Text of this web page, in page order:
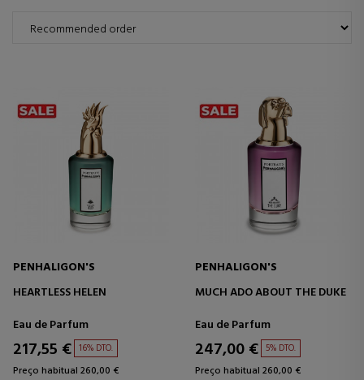
PENHALIGON'S
HEARTLESS HELEN
Eau de Parfum
217,55 € 16% DTO.
Preço habitual 260,00 €
PENHALIGON'S
MUCH ADO ABOUT THE DUKE
Eau de Parfum
247,00 € 5% DTO.
Preço habitual 260,00 €